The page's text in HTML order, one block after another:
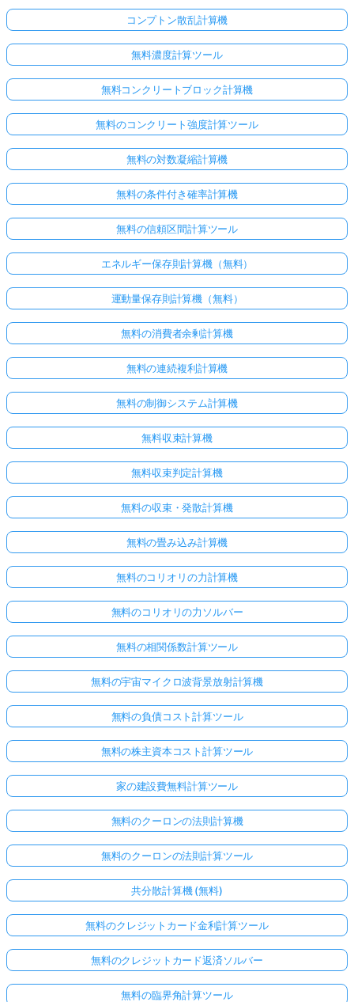
コンプトン散乱計算機
無料濃度計算ツール
無料コンクリートブロック計算機
無料のコンクリート強度計算ツール
無料の対数凝縮計算機
無料の条件付き確率計算機
無料の信頼区間計算ツール
エネルギー保存則計算機（無料）
運動量保存則計算機（無料）
無料の消費者余剰計算機
無料の連続複利計算機
無料の制御システム計算機
無料収束計算機
無料収束判定計算機
無料の収束・発散計算機
無料の畳み込み計算機
無料のコリオリの力計算機
無料のコリオリの力ソルバー
無料の相関係数計算ツール
無料の宇宙マイクロ波背景放射計算機
無料の負債コスト計算ツール
無料の株主資本コスト計算ツール
家の建設費無料計算ツール
無料のクーロンの法則計算機
無料のクーロンの法則計算ツール
共分散計算機 (無料)
無料のクレジットカード金利計算ツール
無料のクレジットカード返済ソルバー
無料の臨界角計算ツール